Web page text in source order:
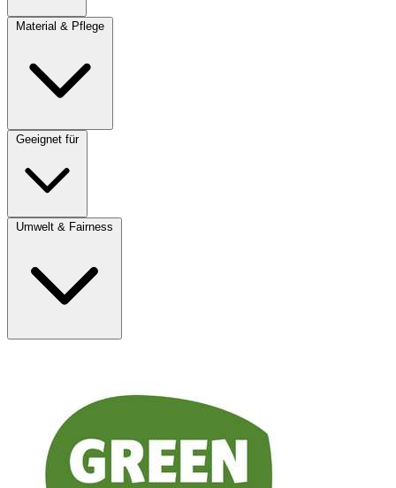
Material & Pflege
Geeignet für
Umwelt & Fairness